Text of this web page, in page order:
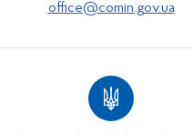
office@comin.gov.ua